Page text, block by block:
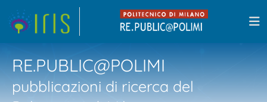
RE.PUBLIC@POLIMI
pubblicazioni di ricerca del